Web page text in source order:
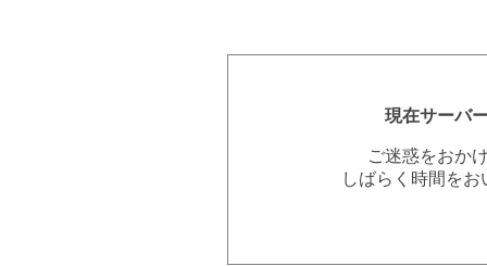
現在サーバ
ご迷惑をおか
しばらく時間を